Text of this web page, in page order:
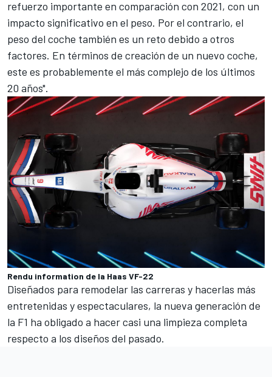
refuerzo importante en comparación con 2021, con un
impacto significativo en el peso. Por el contrario, el
peso del coche también es un reto debido a otros
factores. En términos de creación de un nuevo coche,
este es probablemente el más complejo de los últimos
20 años".
Rendu information de la Haas VF-22
Diseñados para remodelar las carreras y hacerlas más
entretenidas y espectaculares, la nueva generación de
la F1 ha obligado a hacer casi una limpieza completa
respecto a los diseños del pasado.